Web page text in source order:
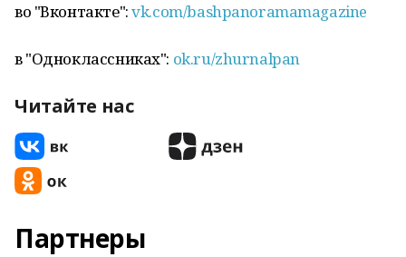
во "Вконтакте":vk.com/bashpanoramamagazine
в "Одноклассниках": ok.ru/zhurnalpan
Читайте нас
Партнеры